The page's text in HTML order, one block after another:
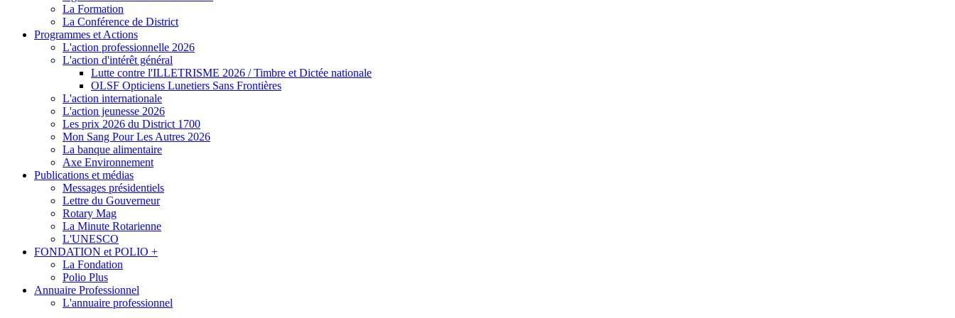
La Formation
La Conférence de District
Programmes et Actions
L'action professionnelle 2026
L'action d'intérêt général
Lutte contre l'ILLETRISME 2026 / Timbre et Dictée nationale
OLSF Opticiens Lunetiers Sans Frontières
L'action internationale
L'action jeunesse 2026
Les prix 2026 du District 1700
Mon Sang Pour Les Autres 2026
La banque alimentaire
Axe Environnement
Publications et médias
Messages présidentiels
Lettre du Gouverneur
Rotary Mag
La Minute Rotarienne
L'UNESCO
FONDATION et POLIO +
La Fondation
Polio Plus
Annuaire Professionnel
L'annuaire professionnel